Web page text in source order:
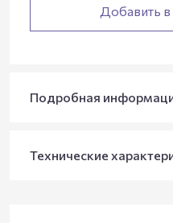
Добавить в
Подробная
Технические